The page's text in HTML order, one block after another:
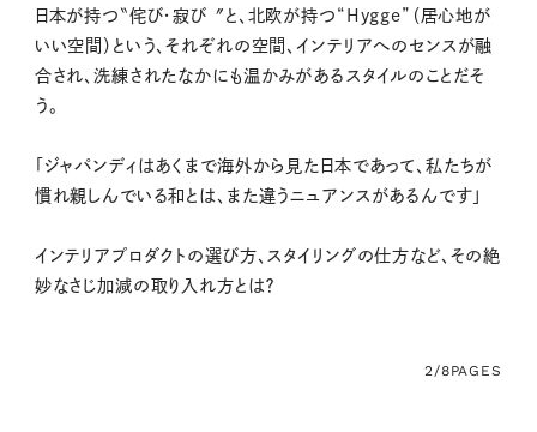
日本が持つ〝侘び・寂び〞と、北欧が持つ“Hygge”（居心地が
いい空間）という、それぞれの空間、インテリアへのセンスが融
合され、洗練されたなかにも温かみがあるスタイルのことだそ
う。
「ジャパンディはあくまで海外から見た日本であって、私たちが
慣れ親しんでいる和とは、また違うニュアンスがあるんです」
インテリアプロダクトの選び方、スタイリングの仕方など、その絶
妙なさじ加減の取り入れ方とは？
2/8PAGES